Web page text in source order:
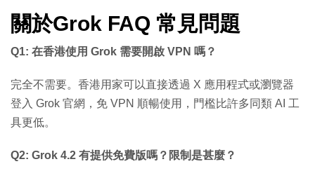
關於Grok FAQ 常見問題
Q1: 在香港使用 Grok 需要開啟 VPN 嗎？
完全不需要。香港用家可以直接透過 X 應用程式或瀏覽器
登入 Grok 官網，免 VPN 順暢使用，門檻比許多同類 AI 工
具更低。
Q2: Grok 4.2 有提供免費版嗎？限制是甚麼？